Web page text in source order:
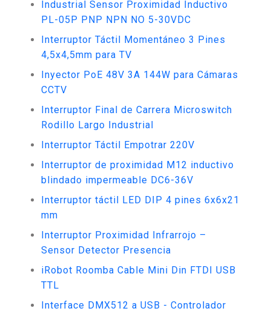
Industrial Sensor Proximidad Inductivo
PL-05P PNP NPN NO 5-30VDC
Interruptor Táctil Momentáneo 3 Pines
4,5x4,5mm para TV
Inyector PoE 48V 3A 144W para Cámaras
CCTV
Interruptor Final de Carrera Microswitch
Rodillo Largo Industrial
Interruptor Táctil Empotrar 220V
Interruptor de proximidad M12 inductivo
blindado impermeable DC6-36V
Interruptor táctil LED DIP 4 pines 6x6x21
mm
Interruptor Proximidad Infrarrojo –
Sensor Detector Presencia
iRobot Roomba Cable Mini Din FTDI USB
TTL
Interface DMX512 a USB - Controlador